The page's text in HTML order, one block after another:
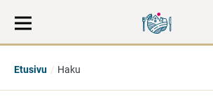
suoraan
sisältöön
koko
sivuston
Etusivu Haku